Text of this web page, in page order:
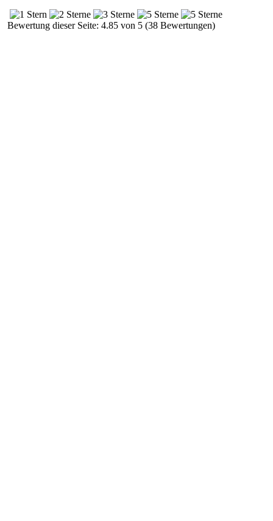
Bewertung dieser Seite: 4.85 von 5 (38 Bewertungen)